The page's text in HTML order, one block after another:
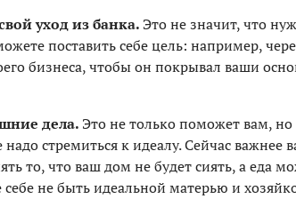
уход из банка. Это не значит, что
поставить себе цель: например,
бизнеса, чтобы он покрывал ваши
дела. Это не только поможет вам,
надо стремиться к идеалу. Сейчас важнее
то, что ваш дом не будет сиять, а еда
не быть идеальной матерью и